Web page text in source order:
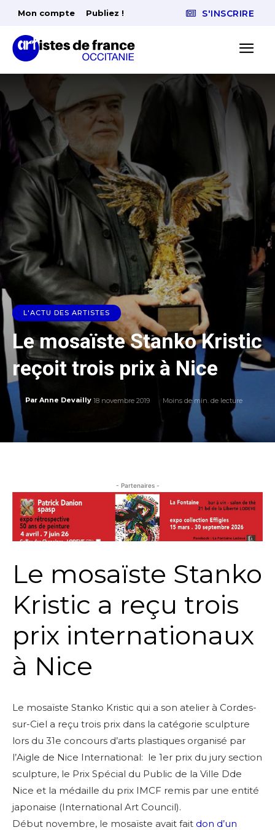
Mon compte Publiez ! S'INSCRIRE
L'ACTU DES ARTISTES
Le mosaïste Stanko Kristic
reçoit trois prix à Nice
Par Anne Devailly 18 novembre 2019 Moins demin. de lecture
- Partenaires -
Le mosaïste Stanko
Kristic a reçu trois
prix internationaux
à Nice
Le mosaïste Stanko Kristic qui a son atelier à Cordes-
sur-Ciel a reçu trois prix dans la catégorie sculpture
lors du 31e concours d’arts plastiques organisé par
l’Aigle de Nice International: le 1er prix du jury section
sculpture, le Prix Spécial du Public de la Ville Dde
Nice et la médaille du prix IMCF remis par une entité
japonaise (International Art Council).
Début novembre, le mosaïste avait fait don d’un